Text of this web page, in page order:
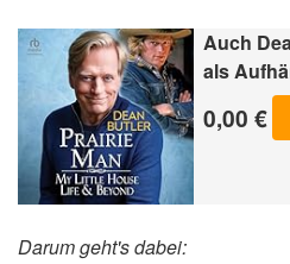
Auch
als
0,00 €
Darum geht's dabei: